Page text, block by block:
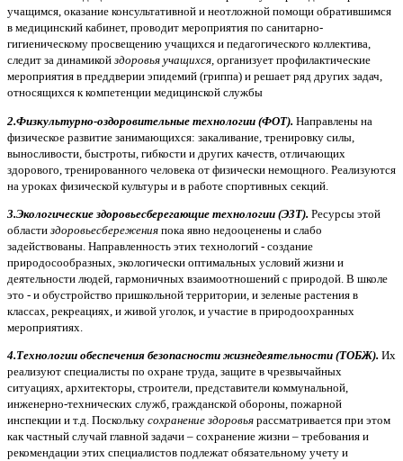
учащимся, оказание консультативной и неотложной помощи обратившимся
в медицинский кабинет, проводит мероприятия по санитарно-
гигиеническому просвещению учащихся и педагогического коллектива,
следит за динамикой здоровья учащихся, организует профилактические
мероприятия в преддверии эпидемий (гриппа) и решает ряд других задач,
относящихся к компетенции медицинской службы
2.Физкультурно-оздоровительные технологии (ФОТ). Направлены на
физическое развитие занимающихся: закаливание, тренировку силы,
выносливости, быстроты, гибкости и других качеств, отличающих
здорового, тренированного человека от физически немощного. Реализуются
на уроках физической культуры и в работе спортивных секций.
3.Экологические здоровьесберегающие технологии (ЭЗТ). Ресурсы этой
области здоровьесбережения пока явно недооценены и слабо
задействованы. Направленность этих технологий - создание
природосообразных, экологически оптимальных условий жизни и
деятельности людей, гармоничных взаимоотношений с природой. В школе
это - и обустройство пришкольной территории, и зеленые растения в
классах, рекреациях, и живой уголок, и участие в природоохранных
мероприятиях.
4.Технологии обеспечения безопасности жизнедеятельности (ТОБЖ). Их
реализуют специалисты по охране труда, защите в чрезвычайных
ситуациях, архитекторы, строители, представители коммунальной,
инженерно-технических служб, гражданской обороны, пожарной
инспекции и т.д. Поскольку сохранение здоровья рассматривается при этом
как частный случай главной задачи – сохранение жизни – требования и
рекомендации этих специалистов подлежат обязательному учету и